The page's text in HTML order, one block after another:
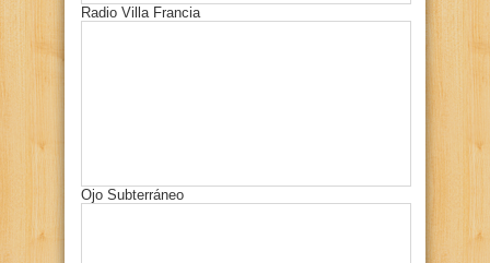
Radio Villa Francia
Ojo Subterráneo